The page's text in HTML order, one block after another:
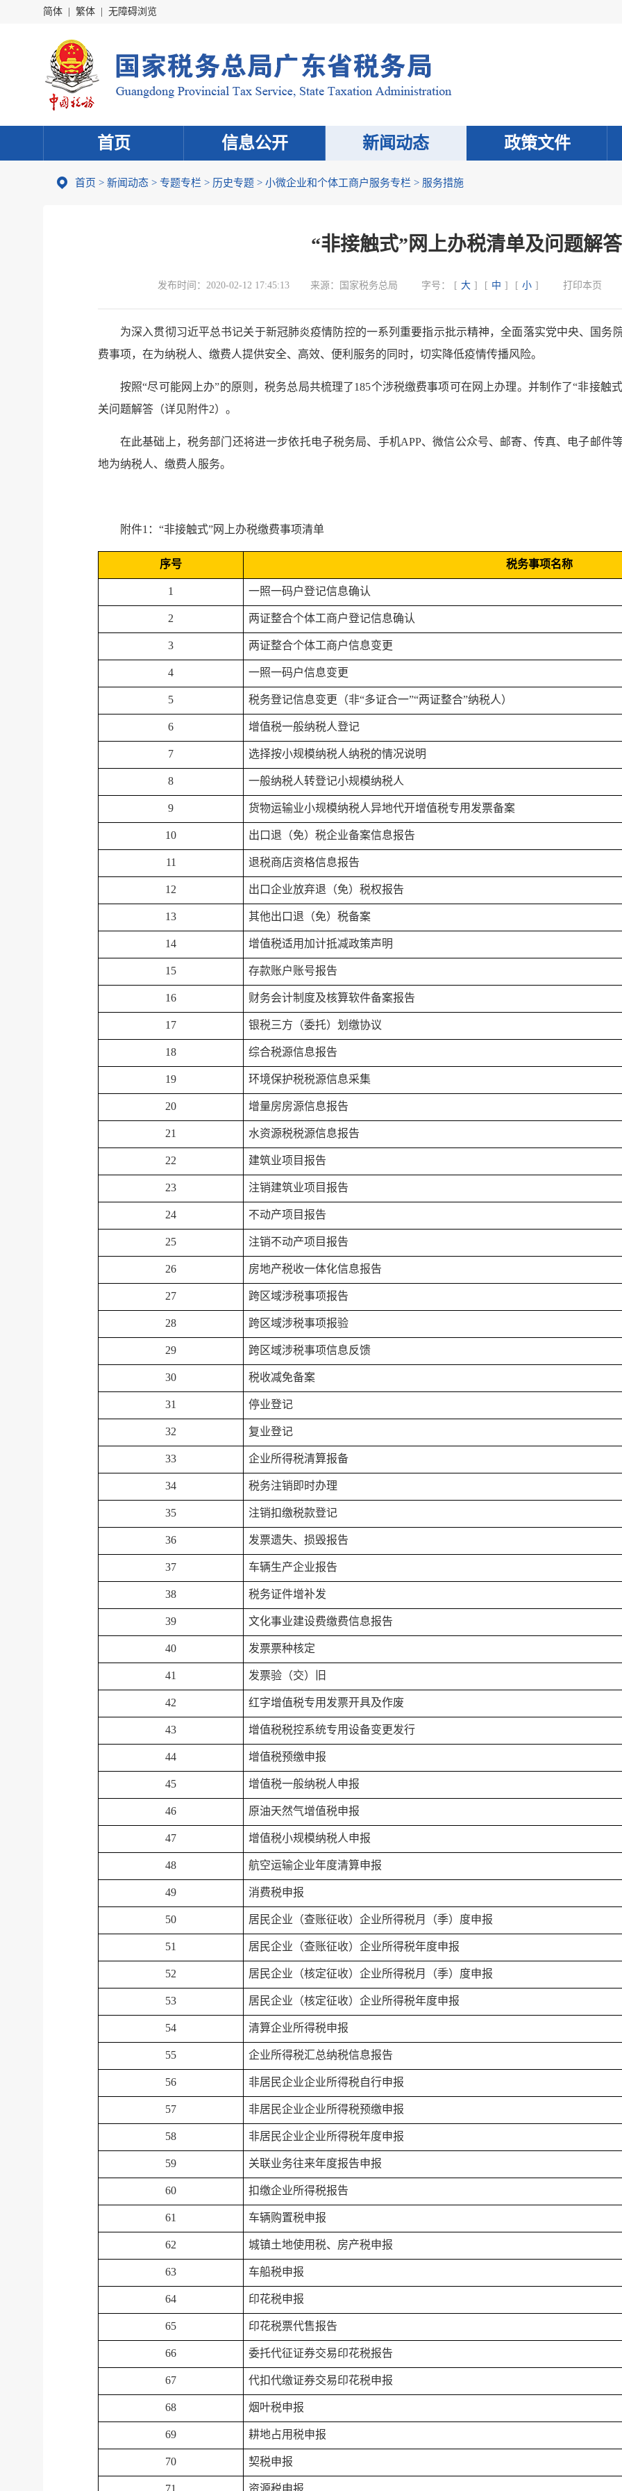
简体 繁体 无障碍浏览
首页 信息公开 新闻动态 政策文件
首页 > 新闻动态 > 专题专栏 > 历史专题 > 小微企业和个体工商户服务专栏 > 服务措施
“非接触式”网上办税清单及问题解答
发布时间： 2020-02-12 17:45:13 来源： 国家税务总局 字号： [ 大 ] [ 中 ] [ 小 ] 打印本页
为深入贯彻习近平总书记关于新冠肺炎疫情防控的一系列重要指示批示精神，全面落实党中央、国务
费事项，在为纳税人、缴费人提供安全、高效、便利服务的同时，切实降低疫情传播风险。
按照“尽可能网上办”的原则，税务总局共梳理了185个涉税缴费事项可在网上办理。并制作了“非接触
关问题解答（详见附件2）。
在此基础上，税务部门还将进一步依托电子税务局、手机APP、微信公众号、邮寄、传真、电子邮件
地为纳税人、缴费人服务。
附件1：“非接触式”网上办税缴费事项清单
序号 税务事项名称
1 一照一码户登记信息确认
2 两证整合个体工商户登记信息确认
3 两证整合个体工商户信息变更
4 一照一码户信息变更
5 税务登记信息变更（非“多证合一”“两证整合”纳税人）
6 增值税一般纳税人登记
7 选择按小规模纳税人纳税的情况说明
8 一般纳税人转登记小规模纳税人
9 货物运输业小规模纳税人异地代开增值税专用发票备案
10 出口退（免）税企业备案信息报告
11 退税商店资格信息报告
12 出口企业放弃退（免）税权报告
13 其他出口退（免）税备案
14 增值税适用加计抵减政策声明
15 存款账户账号报告
16 财务会计制度及核算软件备案报告
17 银税三方（委托）划缴协议
18 综合税源信息报告
19 环境保护税税源信息采集
20 增量房房源信息报告
21 水资源税税源信息报告
22 建筑业项目报告
23 注销建筑业项目报告
24 不动产项目报告
25 注销不动产项目报告
26 房地产税收一体化信息报告
27 跨区域涉税事项报告
28 跨区域涉税事项报验
29 跨区域涉税事项信息反馈
30 税收减免备案
31 停业登记
32 复业登记
33 企业所得税清算报备
34 税务注销即时办理
35 注销扣缴税款登记
36 发票遗失、损毁报告
37 车辆生产企业报告
38 税务证件增补发
39 文化事业建设费缴费信息报告
40 发票票种核定
41 发票验（交）旧
42 红字增值税专用发票开具及作废
43 增值税税控系统专用设备变更发行
44 增值税预缴申报
45 增值税一般纳税人申报
46 原油天然气增值税申报
47 增值税小规模纳税人申报
48 航空运输企业年度清算申报
49 消费税申报
50 居民企业（查账征收）企业所得税月（季）度申报
51 居民企业（查账征收）企业所得税年度申报
52 居民企业（核定征收）企业所得税月（季）度申报
53 居民企业（核定征收）企业所得税年度申报
54 清算企业所得税申报
55 企业所得税汇总纳税信息报告
56 非居民企业企业所得税自行申报
57 非居民企业企业所得税预缴申报
58 非居民企业企业所得税年度申报
59 关联业务往来年度报告申报
60 扣缴企业所得税报告
61 车辆购置税申报
62 城镇土地使用税、房产税申报
63 车船税申报
64 印花税申报
65 印花税票代售报告
66 委托代征证券交易印花税报告
67 代扣代缴证券交易印花税申报
68 烟叶税申报
69 耕地占用税申报
70 契税申报
71 资源税申报